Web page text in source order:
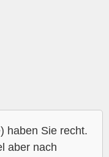
haben Sie recht.
aber nach